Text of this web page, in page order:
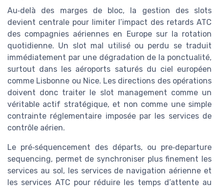
Au‑delà des marges de bloc, la gestion des slots
devient centrale pour limiter l’impact des retards ATC
des compagnies aériennes en Europe sur la rotation
quotidienne. Un slot mal utilisé ou perdu se traduit
immédiatement par une dégradation de la ponctualité,
surtout dans les aéroports saturés du ciel européen
comme Lisbonne ou Nice. Les directions des opérations
doivent donc traiter le slot management comme un
véritable actif stratégique, et non comme une simple
contrainte réglementaire imposée par les services de
contrôle aérien.
Le pré‑séquencement des départs, ou pre‑departure
sequencing, permet de synchroniser plus finement les
services au sol, les services de navigation aérienne et
les services ATC pour réduire les temps d’attente au